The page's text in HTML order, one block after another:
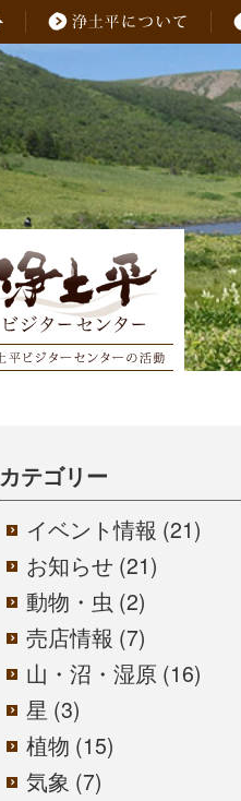
カテゴリー
イベント情報 (21)
お知らせ (21)
動物・虫 (2)
売店情報 (7)
山・沼・湿原 (16)
星 (3)
植物 (15)
気象 (7)